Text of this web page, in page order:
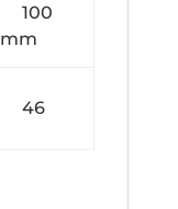
100
mm
46